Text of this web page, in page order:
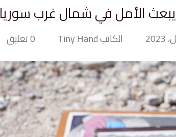
الأمل في شمال غرب سوريا
الكاتب Tiny Hand 0 تعليق